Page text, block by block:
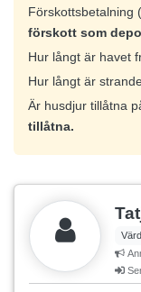
Förskottsbetalning
förskott som
Hur långt är havet
Hur långt är
Är husdjur tillåtna
tillåtna.
Värd